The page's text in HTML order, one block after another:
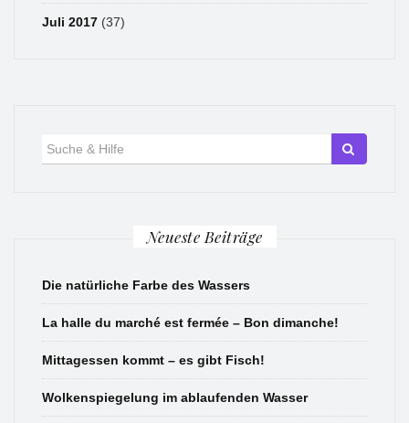
Juli 2017 (37)
für:
Neueste Beiträge
Die natürliche Farbe des Wassers
La halle du marché est fermée – Bon dimanche!
Mittagessen kommt – es gibt Fisch!
Wolkenspiegelung im ablaufenden Wasser